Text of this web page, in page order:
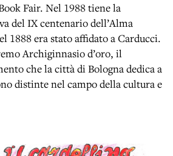
Fair. Nel 1988 tiene la
del IX centenario dell’Alma
1888 era stato affidato a Carducci.
Archiginnasio d’oro, il
che la città di Bologna dedica a
distinte nel campo della cultura e